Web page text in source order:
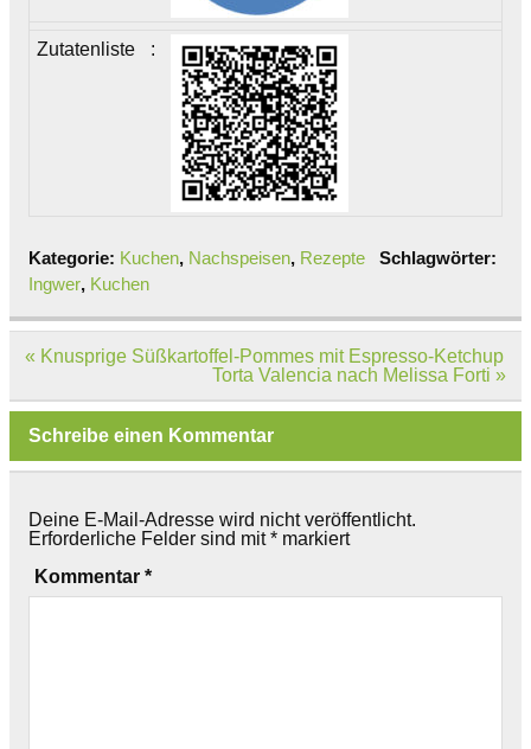
Zutatenliste :
Kategorie: Kuchen, Nachspeisen, Rezepte
Schlagwörter:
Ingwer, Kuchen
Beitragsnavigation
« Knusprige Süßkartoffel-Pommes mit Espresso-Ketchup
Torta Valencia nach Melissa Forti »
Schreibe einen Kommentar
Deine E-Mail-Adresse wird nicht veröffentlicht.
Erforderliche Felder sind mit* markiert
Kommentar *